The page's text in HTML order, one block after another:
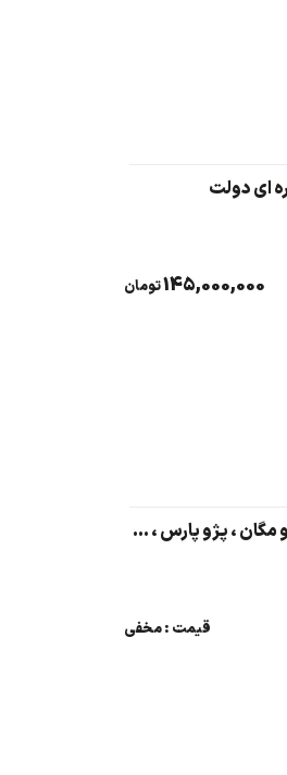
145,000,000تومان
آخرین فرصت نام نویسی مزایده 3 دستگاه خودرو های مازاد و کارکرده (هلال احمر ایران) : رنو مگان ، پژو پارس ، دنا EF7
قیمت : مخفی